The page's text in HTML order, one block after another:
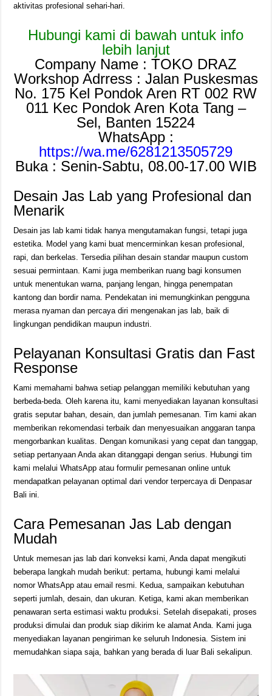
aktivitas profesional sehari-hari.
Hubungi kami di bawah untuk info
lebih lanjut
Company Name : TOKO DRAZ
Workshop Adrress : Jalan Puskesmas
No. 175 Kel Pondok Aren RT 002 RW
011 Kec Pondok Aren Kota Tang –
Sel, Banten 15224
WhatsApp :
https://wa.me/6281213505729
Buka : Senin-Sabtu, 08.00-17.00 WIB
Desain Jas Lab yang Profesional dan
Menarik
Desain jas lab kami tidak hanya mengutamakan fungsi, tetapi juga
estetika. Model yang kami buat mencerminkan kesan profesional,
rapi, dan berkelas. Tersedia pilihan desain standar maupun custom
sesuai permintaan. Kami juga memberikan ruang bagi konsumen
untuk menentukan warna, panjang lengan, hingga penempatan
kantong dan bordir nama. Pendekatan ini memungkinkan pengguna
merasa nyaman dan percaya diri mengenakan jas lab, baik di
lingkungan pendidikan maupun industri.
Pelayanan Konsultasi Gratis dan Fast
Response
Kami memahami bahwa setiap pelanggan memiliki kebutuhan yang
berbeda-beda. Oleh karena itu, kami menyediakan layanan konsultasi
gratis seputar bahan, desain, dan jumlah pemesanan. Tim kami akan
memberikan rekomendasi terbaik dan menyesuaikan anggaran tanpa
mengorbankan kualitas. Dengan komunikasi yang cepat dan tanggap,
setiap pertanyaan Anda akan ditanggapi dengan serius. Hubungi tim
kami melalui WhatsApp atau formulir pemesanan online untuk
mendapatkan pelayanan optimal dari vendor terpercaya di Denpasar
Bali ini.
Cara Pemesanan Jas Lab dengan
Mudah
Untuk memesan jas lab dari konveksi kami, Anda dapat mengikuti
beberapa langkah mudah berikut: pertama, hubungi kami melalui
nomor WhatsApp atau email resmi. Kedua, sampaikan kebutuhan
seperti jumlah, desain, dan ukuran. Ketiga, kami akan memberikan
penawaran serta estimasi waktu produksi. Setelah disepakati, proses
produksi dimulai dan produk siap dikirim ke alamat Anda. Kami juga
menyediakan layanan pengiriman ke seluruh Indonesia. Sistem ini
memudahkan siapa saja, bahkan yang berada di luar Bali sekalipun.